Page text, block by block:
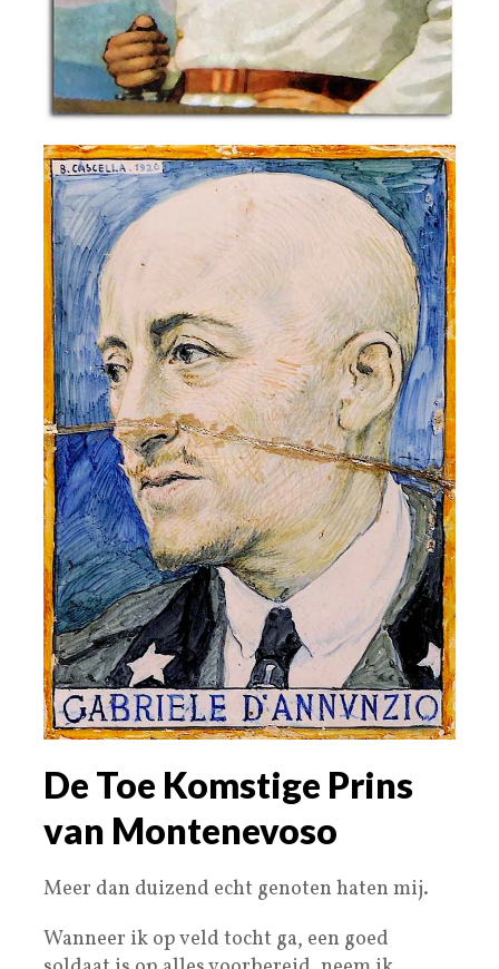
De Toe Komstige Prins
van Montenevoso
Meer dan duizend echt genoten haten mij.
Wanneer ik op veld tocht ga, een goed